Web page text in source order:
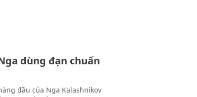
dùng đạn chuẩn
đầu của Nga Kalashnikov